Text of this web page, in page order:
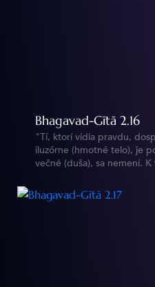
Bhagavad-Gītā 2.16
"Tí, ktorí vidia pravdu,
iluzórne (hmotné telo), je
večné (duša), sa nemení.
https://vedy.online/sk/bg/2/